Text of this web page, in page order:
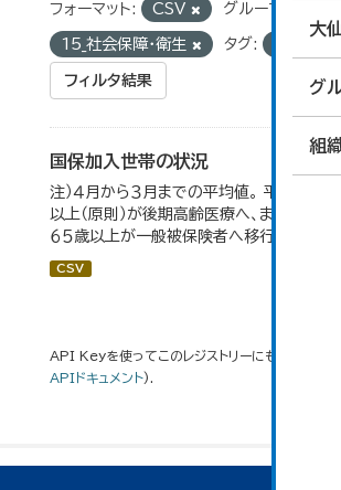
大
グ
組
フォーマット: CSV グループ:
15_社会保障・衛生 タグ:
フィルタ結果
国保加入世帯の状況
注）４月から３月までの平均値。 平成２０年
以上（原則）が後期高齢医療へ、また、退職
６５歳以上が一般被保険者へ移行。
CSV
API Keyを使ってこのレジストリーにもアクセス可
APIドキュメント).